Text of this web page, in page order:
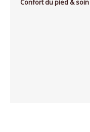
Confort du pied & soin